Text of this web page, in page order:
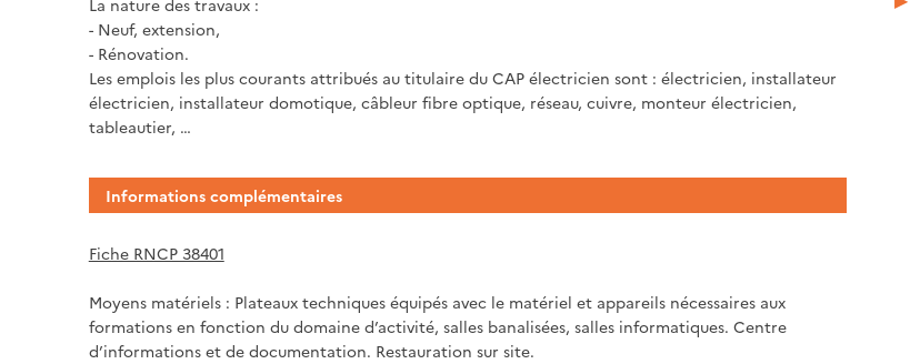
- Neuf, extension,
- Rénovation.
Les emplois les plus courants attribués au titulaire du CAP électricien sont : électricien, installateur
électricien, installateur domotique, câbleur fibre optique, réseau, cuivre, monteur électricien,
tableautier, …
Informations complémentaires
Fiche RNCP 38401
Moyens matériels : Plateaux techniques équipés avec le matériel et appareils nécessaires aux
formations en fonction du domaine d’activité, salles banalisées, salles informatiques. Centre
d’informations et de documentation. Restauration sur site.